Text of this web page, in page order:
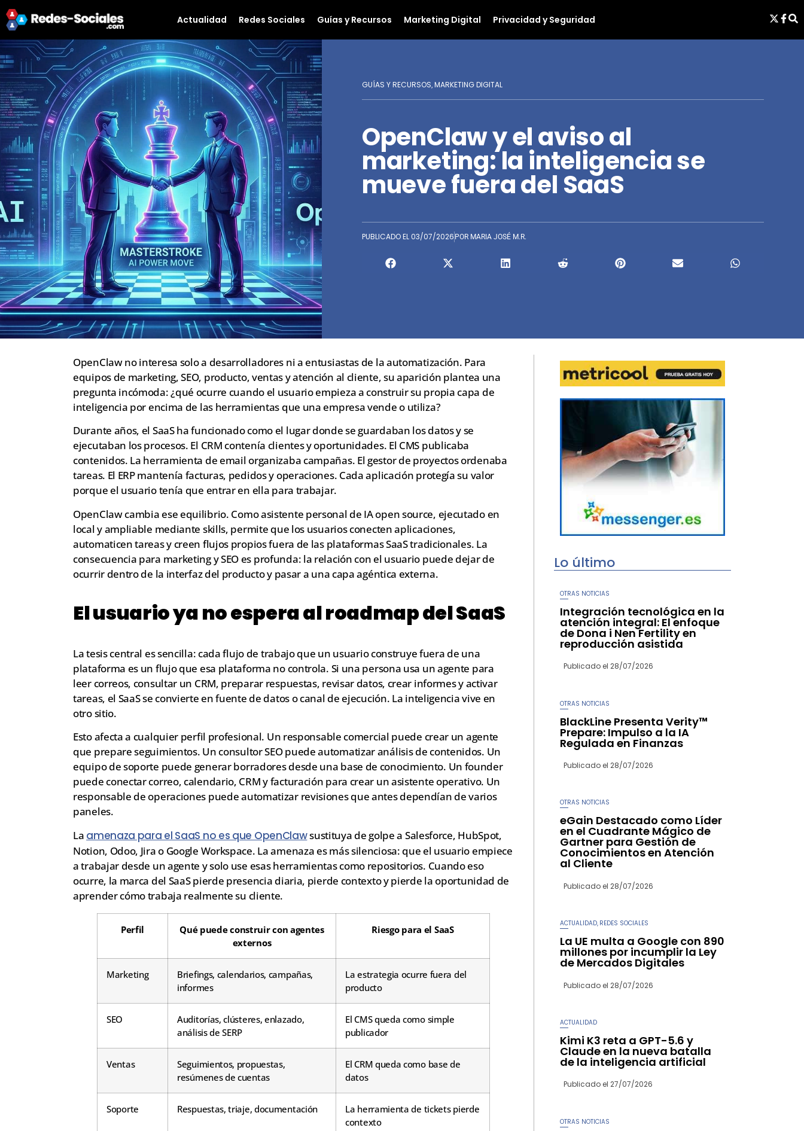
Actualidad Redes Sociales Guías y Recursos Marketing Digital Privacidad y Seguridad
GUÍAS Y RECURSOS, MARKETING DIGITAL
OpenClaw y el aviso al
marketing: la inteligencia se
mueve fuera del SaaS
PUBLICADO EL 03/07/2026 POR MARIA JOSÉ M.R.
OpenClaw no interesa solo a desarrolladores ni a entusiastas de la automatización. Para
equipos de marketing, SEO, producto, ventas y atención al cliente, su aparición plantea una
pregunta incómoda: ¿qué ocurre cuando el usuario empieza a construir su propia capa de
inteligencia por encima de las herramientas que una empresa vende o utiliza?
Durante años, el SaaS ha funcionado como el lugar donde se guardaban los datos y se
ejecutaban los procesos. El CRM contenía clientes y oportunidades. El CMS publicaba
contenidos. La herramienta de email organizaba campañas. El gestor de proyectos ordenaba
tareas. El ERP mantenía facturas, pedidos y operaciones. Cada aplicación protegía su valor
porque el usuario tenía que entrar en ella para trabajar.
OpenClaw cambia ese equilibrio. Como asistente personal de IA open source, ejecutado en
local y ampliable mediante skills, permite que los usuarios conecten aplicaciones,
automaticen tareas y creen flujos propios fuera de las plataformas SaaS tradicionales. La
consecuencia para marketing y SEO es profunda: la relación con el usuario puede dejar de
ocurrir dentro de la interfaz del producto y pasar a una capa agéntica externa.
El usuario ya no espera al roadmap del SaaS
La tesis central es sencilla: cada flujo de trabajo que un usuario construye fuera de una
plataforma es un flujo que esa plataforma no controla. Si una persona usa un agente para
leer correos, consultar un CRM, preparar respuestas, revisar datos, crear informes y activar
tareas, el SaaS se convierte en fuente de datos o canal de ejecución. La inteligencia vive en
otro sitio.
Esto afecta a cualquier perfil profesional. Un responsable comercial puede crear un agente
que prepare seguimientos. Un consultor SEO puede automatizar análisis de contenidos. Un
equipo de soporte puede generar borradores desde una base de conocimiento. Un founder
puede conectar correo, calendario, CRM y facturación para crear un asistente operativo. Un
responsable de operaciones puede automatizar revisiones que antes dependían de varios
paneles.
La amenaza para el SaaS no es que OpenClawsustituya de golpe a Salesforce, HubSpot,
Notion, Odoo, Jira o Google Workspace. La amenaza es más silenciosa: que el usuario empiece
a trabajar desde un agente y solo use esas herramientas como repositorios. Cuando eso
ocurre, la marca del SaaS pierde presencia diaria, pierde contexto y pierde la oportunidad de
aprender cómo trabaja realmente su cliente.
Perfil
Qué puede construir con agentes
externos
Riesgo para el SaaS
Marketing
Briefings, calendarios, campañas,
informes
La estrategia ocurre fuera del
producto
SEO
Auditorías, clústeres, enlazado,
análisis de SERP
El CMS queda como simple
publicador
Ventas
Seguimientos, propuestas,
resúmenes de cuentas
El CRM queda como base de
datos
Soporte Respuestas, triaje, documentación
La herramienta de tickets pierde
contexto
Lo último
OTRAS NOTICIAS
Integración tecnológica en la
atención integral: El enfoque
de Dona i Nen Fertility en
reproducción asistida
Publicado el 28/07/2026
OTRAS NOTICIAS
BlackLine Presenta Verity™
Prepare: Impulso a la IA
Regulada en Finanzas
Publicado el 28/07/2026
OTRAS NOTICIAS
eGain Destacado como Líder
en el Cuadrante Mágico de
Gartner para Gestión de
Conocimientos en Atención
al Cliente
Publicado el 28/07/2026
ACTUALIDAD, REDES SOCIALES
La UE multa a Google con 890
millones por incumplir la Ley
de Mercados Digitales
Publicado el 28/07/2026
ACTUALIDAD
Kimi K3 reta a GPT-5.6 y
Claude en la nueva batalla
de la inteligencia artificial
Publicado el 27/07/2026
OTRAS NOTICIAS